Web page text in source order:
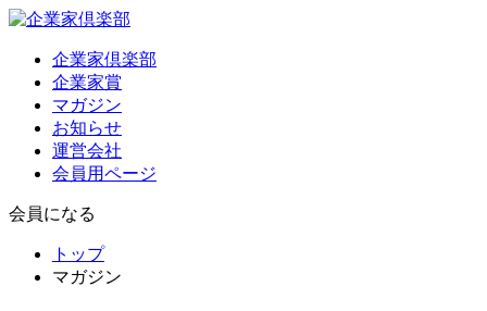
企業家倶楽部
企業家賞
マガジン
お知らせ
運営会社
会員用ページ
会員になる
トップ
マガジン